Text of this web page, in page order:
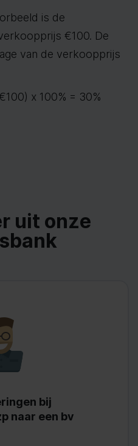
is de
€100. De
van de verkoopprijs
x 100% = 30%
uit onze
bij
naar een bv